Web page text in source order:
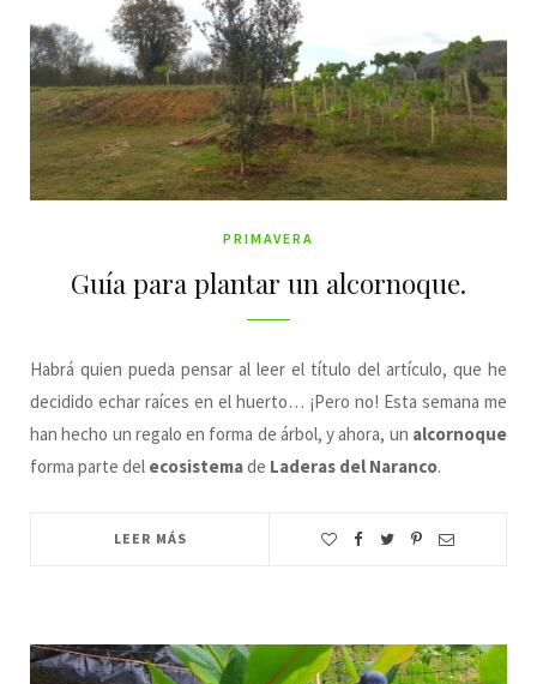
PRIMAVERA
Guía para plantar un alcornoque.
Habrá quien pueda pensar al leer el título del artículo, que he
decidido echar raíces en el huerto… ¡Pero no! Esta semana me
han hecho un regalo en forma de árbol, y ahora, un alcornoque
forma parte del ecosistemade Laderas del Naranco.
LEER MÁS